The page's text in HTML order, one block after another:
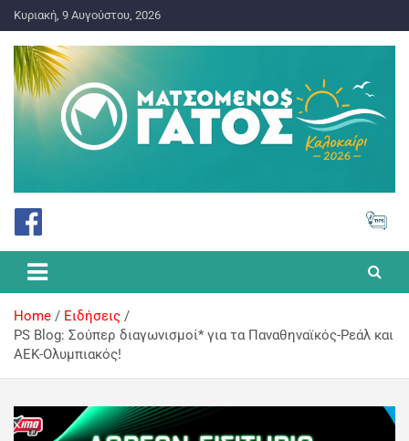
Κυριακή, 9 Αυγούστου, 2026
Ματσωμένος Γάτος – Όλα για
το Στοίχημα
Home
Ειδήσεις
PS Blog: Σούπερ διαγωνισμοί* για τα Παναθηναϊκός-Ρεάλ και
ΑΕΚ-Ολυμπιακός!